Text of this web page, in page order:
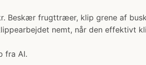
Beskær frugttræer, klip grene af
nemt, når den effektivt
fra AI.